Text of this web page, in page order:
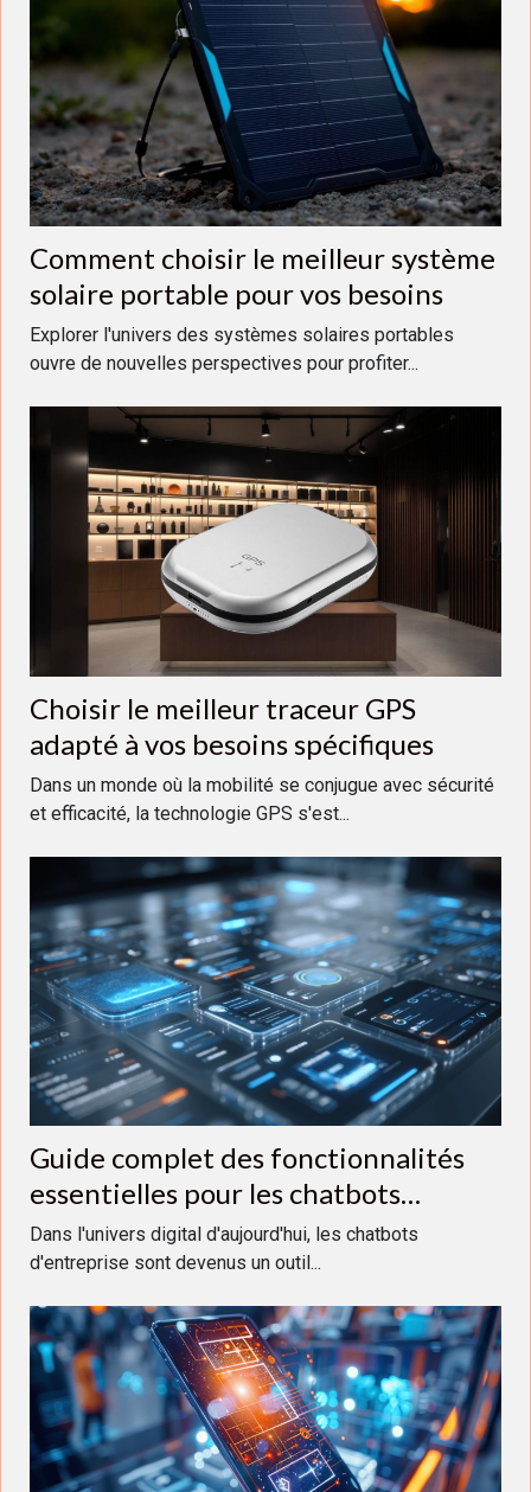
Comment choisir le meilleur système
solaire portable pour vos besoins
Explorer l'univers des systèmes solaires portables
ouvre de nouvelles perspectives pour profiter...
Choisir le meilleur traceur GPS
adapté à vos besoins spécifiques
Dans un monde où la mobilité se conjugue avec sécurité
et efficacité, la technologie GPS s'est...
Guide complet des fonctionnalités
essentielles pour les chatbots
d'entreprise
Dans l'univers digital d'aujourd'hui, les chatbots
d'entreprise sont devenus un outil...